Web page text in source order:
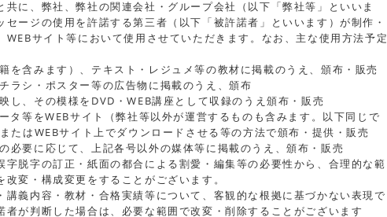
共に、弊社、弊社の関連会社・グループ会社（以下「弊社等」といいま
セージの使用を許諾する第三者（以下「被許諾者」といいます）が制作・
WEBサイト等において使用させていただきます。なお、主な使用方法予定
を含みます）、テキスト・レジュメ等の教材に掲載のうえ、頒布・販売
ラシ・ポスター等の広告物に掲載のうえ、頒布
し、その模様をDVD・WEB講座として収録のうえ頒布・販売
タ等をWEBサイト（弊社等以外が運営するものも含みます。以下同じで
たはWEBサイト上でダウンロードさせる等の方法で頒布・提供・販売
必要に応じて、上記各号以外の媒体等に掲載のうえ、頒布・販売
字脱字の訂正・紙面の都合による割愛・編集等の必要性から、合理的な範
変・構成変更をすることがございます。
講義内容・教材・合格実績等について、客観的な根拠に基づかない表現で
者が判断した場合は、必要な範囲で改変・削除することがございます